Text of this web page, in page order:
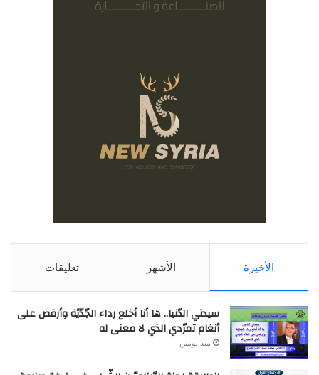
الأخيرة الأشهر تعليقات
سيدتي الدّنيا.. ها أنا أخلع رداء الجّدّيّة وأرقص على
أنغام تمرّدي الذي لا معنى له
منذ يومين